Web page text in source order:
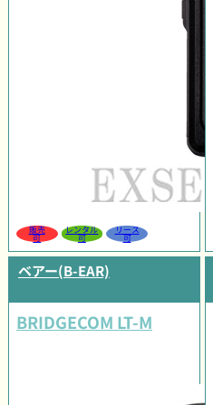
販売
可
レンタル
可
リース
可
ベアー(B-EAR)
BRIDGECOM LT-M